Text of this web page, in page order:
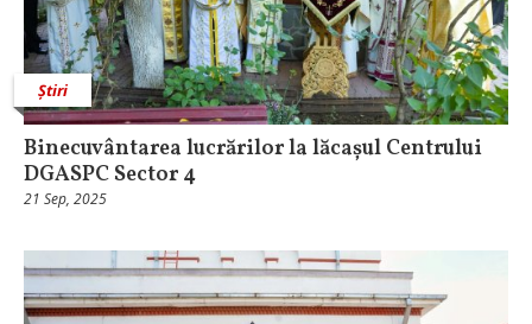
Știri
Binecuvântarea lucrărilor la lăcașul Centrului
DGASPC Sector 4
21 Sep, 2025